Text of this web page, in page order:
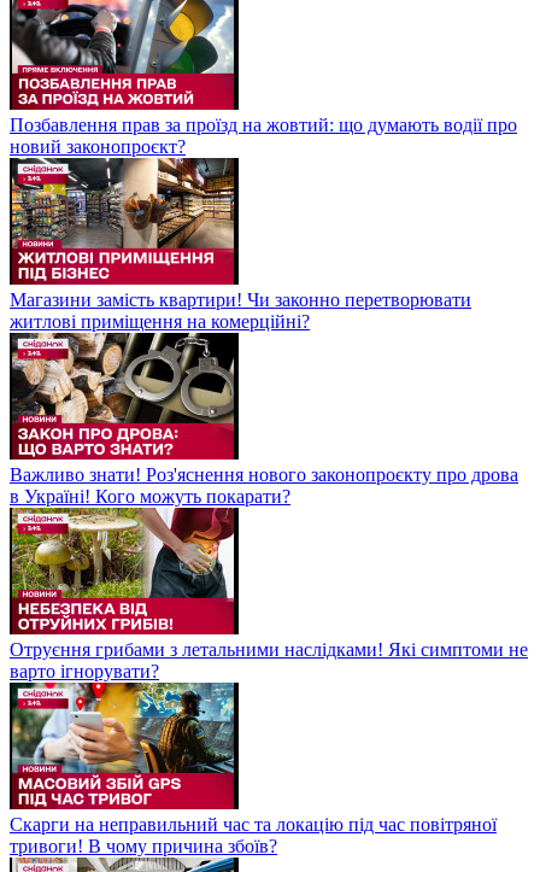
Позбавлення прав за проїзд на жовтий: що думають водії про
новий законопроєкт?
Магазини замість квартири! Чи законно перетворювати
житлові приміщення на комерційні?
Важливо знати! Роз'яснення нового законопроєкту про дрова
в Україні! Кого можуть покарати?
Отруєння грибами з летальними наслідками! Які симптоми не
варто ігнорувати?
Скарги на неправильний час та локацію під час повітряної
тривоги! В чому причина збоїв?